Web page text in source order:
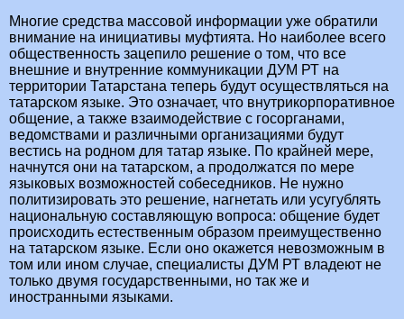
Многие средства массовой информации уже обратили
внимание на инициативы муфтията. Но наиболее всего
общественность зацепило решение о том, что все
внешние и внутренние коммуникации ДУМ РТ на
территории Татарстана теперь будут осуществляться на
татарском языке. Это означает, что внутрикорпоративное
общение, а также взаимодействие с госорганами,
ведомствами и различными организациями будут
вестись на родном для татар языке. По крайней мере,
начнутся они на татарском, а продолжатся по мере
языковых возможностей собеседников. Не нужно
политизировать это решение, нагнетать или усугублять
национальную составляющую вопроса: общение будет
происходить естественным образом преимущественно
на татарском языке. Если оно окажется невозможным в
том или ином случае, специалисты ДУМ РТ владеют не
только двумя государственными, но так же и
иностранными языками.